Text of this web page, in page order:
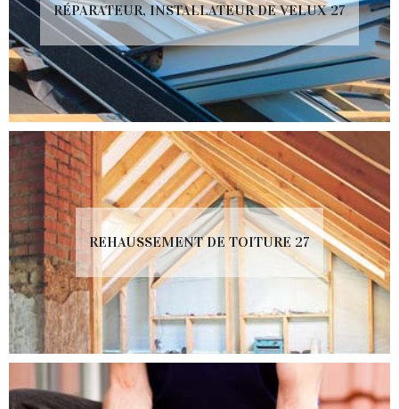
RÉPARATEUR, INSTALLATEUR DE VELUX 27
REHAUSSEMENT DE TOITURE 27